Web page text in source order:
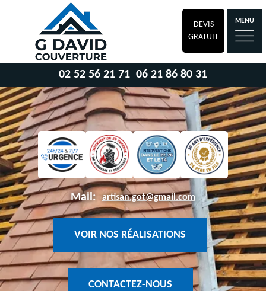
DEVIS
GRATUIT
MENU
02 52 56 21 71 06 21 86 80 31
Mail: artisan.got@gmail.com
VOIR NOS RÉALISATIONS
CONTACTEZ-NOUS